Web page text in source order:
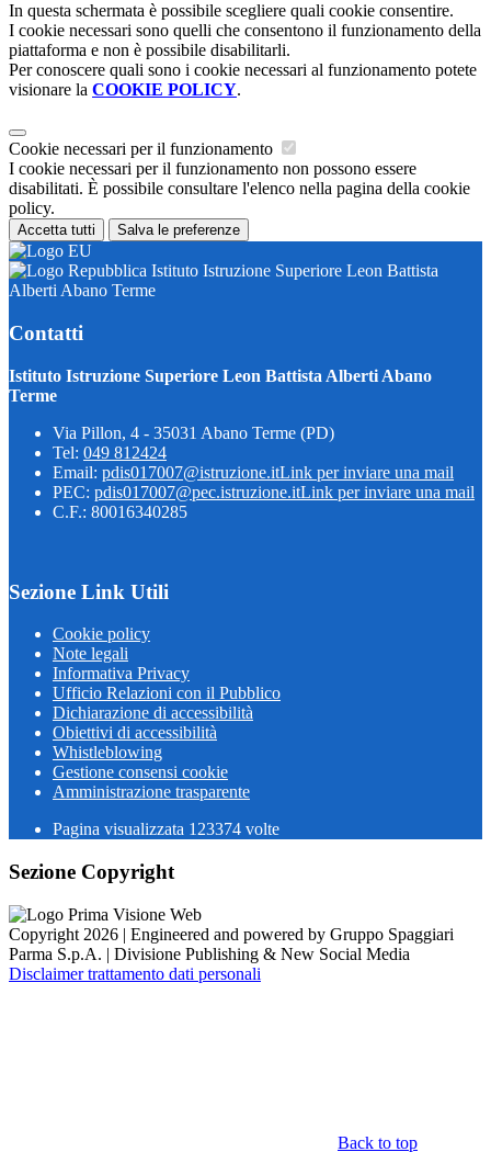
In questa schermata è possibile scegliere quali cookie consentire.
I cookie necessari sono quelli che consentono il funzionamento della
piattaforma e non è possibile disabilitarli.
Per conoscere quali sono i cookie necessari al funzionamento potete
visionare la COOKIE POLICY.
Cookie necessari per il funzionamento
I cookie necessari per il funzionamento non possono essere
disabilitati. È possibile consultare l'elenco nella pagina della cookie
policy.
Accetta tutti Salva le preferenze
Istituto Istruzione Superiore Leon Battista
Alberti Abano Terme
Contatti
Istituto Istruzione Superiore Leon Battista Alberti Abano
Terme
Via Pillon, 4 - 35031 Abano Terme (PD)
Tel: 049 812424
Email: pdis017007@istruzione.itLink per inviare una mail
PEC: pdis017007@pec.istruzione.itLink per inviare una mail
C.F.: 80016340285
Sezione Link Utili
Cookie policy
Note legali
Informativa Privacy
Ufficio Relazioni con il Pubblico
Dichiarazione di accessibilità
Obiettivi di accessibilità
Whistleblowing
Gestione consensi cookie
Amministrazione trasparente
Pagina visualizzata 123374 volte
Sezione Copyright
Copyright 2026 | Engineered and powered by Gruppo Spaggiari
Parma S.p.A. | Divisione Publishing & New Social Media
Disclaimer trattamento dati personali
Back to top